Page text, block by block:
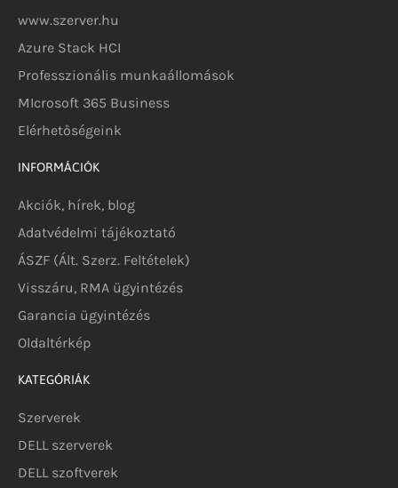
www.szerver.hu
Azure Stack HCI
Professzionális munkaállomások
MIcrosoft 365 Business
Elérhetőségeink
INFORMÁCIÓK
Akciók, hírek, blog
Adatvédelmi tájékoztató
ÁSZF (Ált. Szerz. Feltételek)
Visszáru, RMA ügyintézés
Garancia ügyintézés
Oldaltérkép
KATEGÓRIÁK
Szerverek
DELL szerverek
DELL szoftverek